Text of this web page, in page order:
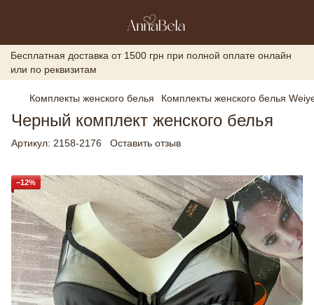
Бесплатная доставка от 1500 грн при полной оплате онлайн
или по реквизитам
Комплекты женского белья Комплекты женского белья
Черный комплект женского белья
Артикул: 2158-2176 Оставить отзыв
−12%